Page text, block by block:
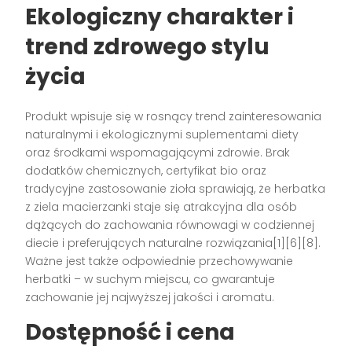
Ekologiczny charakter i
trend zdrowego stylu
życia
Produkt wpisuje się w rosnący trend zainteresowania
naturalnymi i ekologicznymi suplementami diety
oraz środkami wspomagającymi zdrowie. Brak
dodatków chemicznych, certyfikat bio oraz
tradycyjne zastosowanie zioła sprawiają, że herbatka
z ziela macierzanki staje się atrakcyjna dla osób
dążących do zachowania równowagi w codziennej
diecie i preferujących naturalne rozwiązania[1][6][8].
Ważne jest także odpowiednie przechowywanie
herbatki – w suchym miejscu, co gwarantuje
zachowanie jej najwyższej jakości i aromatu.
Dostępność i cena